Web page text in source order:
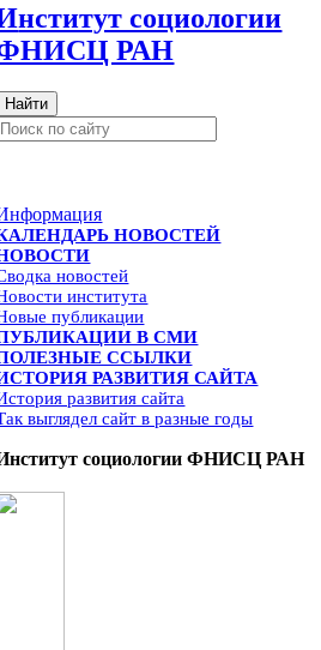
нститут социологии
РАН
Найти
НОВОСТЕЙ
новостей
института
публикации
В СМИ
ССЫЛКИ
РАЗВИТИЯ САЙТА
развития сайта
выглядел сайт в разные годы
социологии ФНИСЦ РАН